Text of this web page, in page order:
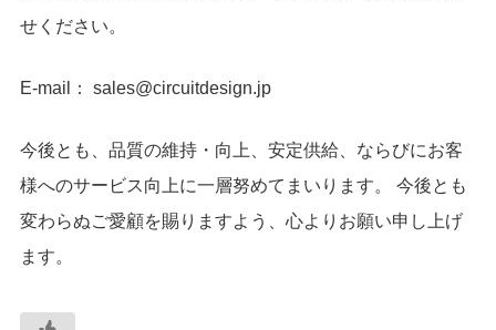
せください。
E-mail： sales@circuitdesign.jp
今後とも、品質の維持・向上、安定供給、ならびにお客
様へのサービス向上に一層努めてまいります。 今後とも
変わらぬご愛顧を賜りますよう、心よりお願い申し上げ
ます。